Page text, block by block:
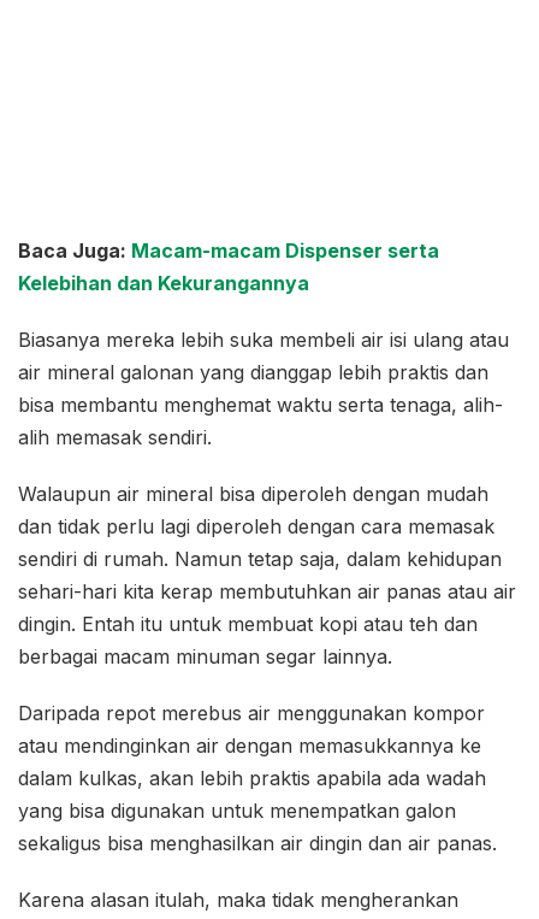
Baca Juga: Macam-macam Dispenser serta
Kelebihan dan Kekurangannya
Biasanya mereka lebih suka membeli air isi ulang atau
air mineral galonan yang dianggap lebih praktis dan
bisa membantu menghemat waktu serta tenaga, alih-
alih memasak sendiri.
Walaupun air mineral bisa diperoleh dengan mudah
dan tidak perlu lagi diperoleh dengan cara memasak
sendiri di rumah. Namun tetap saja, dalam kehidupan
sehari-hari kita kerap membutuhkan air panas atau air
dingin. Entah itu untuk membuat kopi atau teh dan
berbagai macam minuman segar lainnya.
Daripada repot merebus air menggunakan kompor
atau mendinginkan air dengan memasukkannya ke
dalam kulkas, akan lebih praktis apabila ada wadah
yang bisa digunakan untuk menempatkan galon
sekaligus bisa menghasilkan air dingin dan air panas.
Karena alasan itulah, maka tidak mengherankan